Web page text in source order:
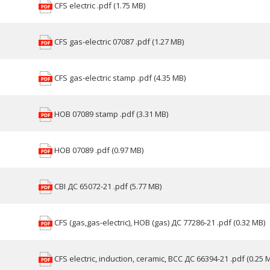
CFS electric .pdf (1.75 MB)
CFS gas-electric 07087 .pdf (1.27 MB)
CFS gas-electric stamp .pdf (4.35 MB)
HOB 07089 stamp .pdf (3.31 MB)
HOB 07089 .pdf (0.97 MB)
CBI ДС 65072-21 .pdf (5.77 MB)
CFS (gas,gas-electric), HOB (gas) ДС 77286-21 .pdf (0.32 MB)
CFS electric, induction, ceramic, BCC ДС 66394-21 .pdf (0.25